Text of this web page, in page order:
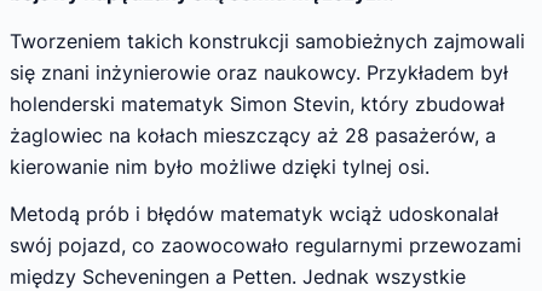
Tworzeniem takich konstrukcji samobieżnych zajmowali
się znani inżynierowie oraz naukowcy. Przykładem był
holenderski matematyk Simon Stevin, który zbudował
żaglowiec na kołach mieszczący aż 28 pasażerów, a
kierowanie nim było możliwe dzięki tylnej osi.
Metodą prób i błędów matematyk wciąż udoskonalał
swój pojazd, co zaowocowało regularnymi przewozami
między Scheveningen a Petten. Jednak wszystkie